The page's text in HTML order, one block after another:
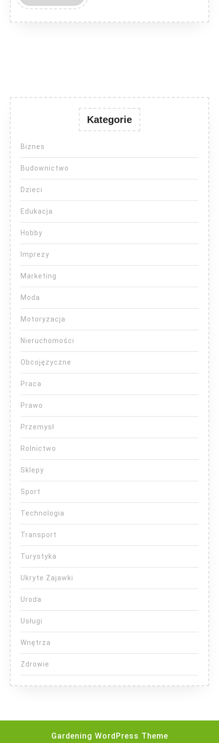
MORE
Kategorie
Biznes
Budownictwo
Dzieci
Edukacja
Hobby
Imprezy
Marketing
Moda
Motoryzacja
Nieruchomości
Obcojęzyczne
Praca
Prawo
Przemysł
Rolnictwo
Sklepy
Sport
Technologia
Transport
Turystyka
Ukryte Zajawki
Uroda
Usługi
Wnętrza
Zdrowie
Gardening WordPress Theme